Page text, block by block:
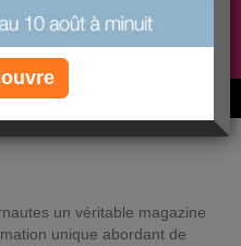
régime gratuit
à manger avec nous
un véritable magazine
unique abordant de